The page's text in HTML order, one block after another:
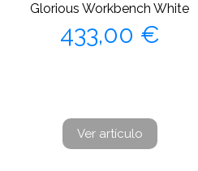
Glorious Workbench White
Precio
433,00 €
Ver artículo